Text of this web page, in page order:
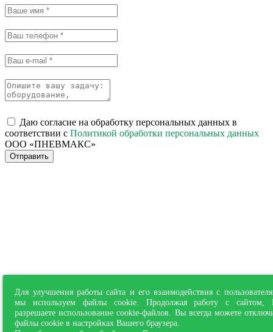
Для улучшения работы сайта и его взаимодействия с
мы используем файлы cookie. Продолжая работу с сайтом,
разрешаете использование cookie-файлов. Вы всегда можете
файлы cookie в настройках Вашего браузера.
Даю согласие на обработку персональных данных в
соответствии с Политикой обработки персональных данных
ООО «ПНЕВМАКС»
Отправить